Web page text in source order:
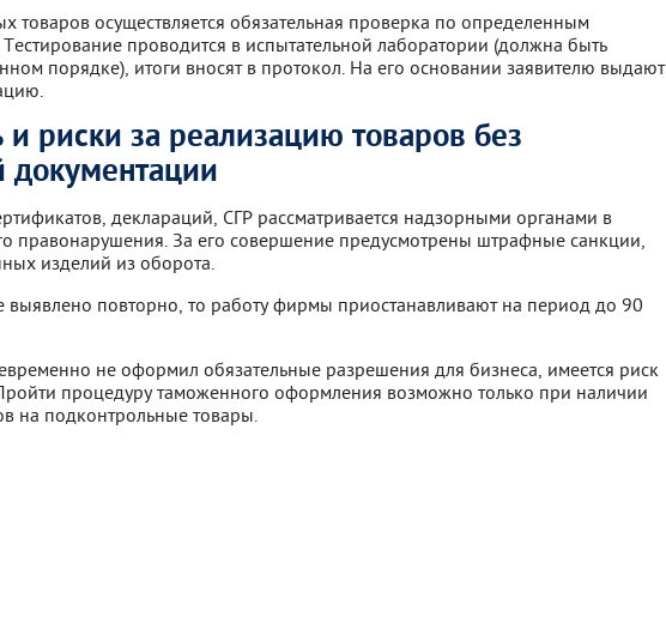
товаров осуществляется обязательная проверка по определенным
Тестирование проводится в испытательной лаборатории (должна быть
порядке), итоги вносят в протокол. На его основании заявителю выдают
и риски за реализацию товаров без
документации
деклараций, СГР рассматривается надзорными органами в
правонарушения. За его совершение предусмотрены штрафные санкции,
изделий из оборота.
выявлено повторно, то работу фирмы приостанавливают на период до 90
не оформил обязательные разрешения для бизнеса, имеется риск
процедуру таможенного оформления возможно только при наличии
на подконтрольные товары.